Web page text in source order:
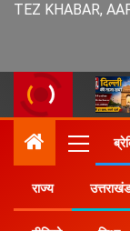
TEZ KHABAR,
राज्य